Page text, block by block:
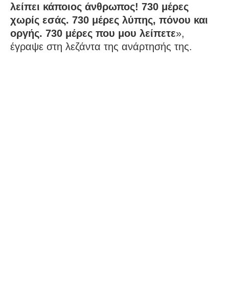
λείπει κάποιος άνθρωπος! 730 μέρες
χωρίς εσάς. 730 μέρες λύπης, πόνου και
οργής. 730 μέρες που μου λείπετε»,
έγραψε στη λεζάντα της ανάρτησής της.